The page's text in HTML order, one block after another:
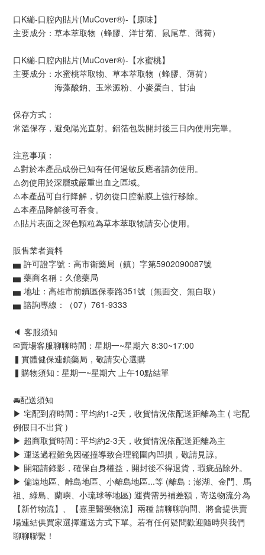
口K繃-口腔內貼片(MuCover®)-【原味】
主要成分：草本萃取物（蜂膠、洋甘菊、鼠尾草、薄荷）
口K繃-口腔內貼片(MuCover®)-【水蜜桃】
主要成分：水蜜桃萃取物、草本萃取物（蜂膠、薄荷）
海藻酸鈉、玉米澱粉、小麥蛋白、甘油
保存方式：
常溫保存，避免陽光直射。鋁箔包裝開封後三日內使用完畢。
注意事項：
⚠️對於本產品成份已知有任何過敏反應者請勿使用。
⚠️勿使用於深層或嚴重出血之區域。
⚠️本產品可自行降解，切勿從口腔黏膜上強行移除。
⚠️本產品降解後可吞食。
⚠️貼片表面之深色顆粒為草本萃取物請安心使用。
販售業者資料
▅ 許可證字號：高市衛藥局（鎮）字第5902090087號
▅ 藥商名稱：久億藥局
▅ 地址：高雄市前鎮區保泰路351號（無面交、無自取）
▅ 諮詢專線：（07）761-9333
🔈 客服須知
✉賣場客服聊聊時間：星期一~星期六 8:30~17:00
▍實體健保連鎖藥局，敬請安心選購
▍購物須知 : 星期一~星期六 上午10點結單
🚘配送須知
▶ 宅配到府時間 : 平均約1-2天，收貨情況依配送距離為主 ( 宅配
例假日不出貨 )
▶ 超商取貨時間 : 平均約2-3天，收貨情況依配送距離為主
▶ 運送過程難免因碰撞導致合理範圍內凹損，敬請見諒。
▶ 開箱請錄影，確保自身權益，開封後不得退貨，瑕疵品除外。
▶ 偏遠地區、離島地區、小離島地區...等 (離島：澎湖、金門、馬
祖、綠島、蘭嶼、小琉球等地區) 運費需另補差額，寄送物流分為
【新竹物流】、【嘉里醫藥物流】兩種 請聊聊詢問、將會提供賣
場連結供買家選擇運送方式下單。若有任何疑問歡迎隨時與我們
聊聊聯繫！